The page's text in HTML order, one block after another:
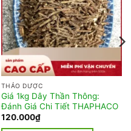
THẢO DƯỢC
Giá 1kg Dây Thần Thông:
Đánh Giá Chi Tiết THAPHACO
120.000₫